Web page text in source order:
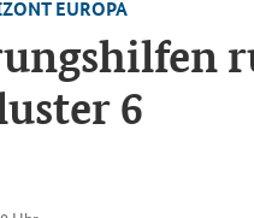
EU­RO­PA
6